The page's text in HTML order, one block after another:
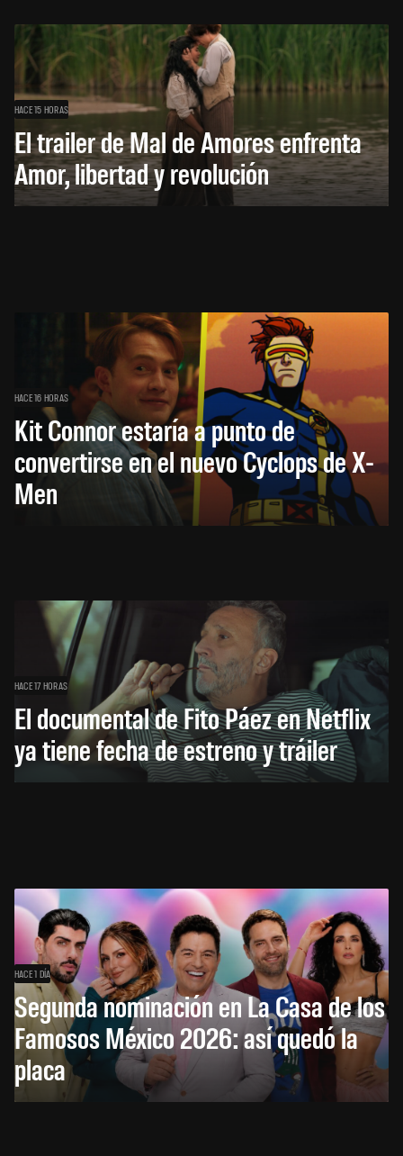
HACE 15 HORAS
El trailer de Mal de Amores enfrenta
Amor, libertad y revolución
HACE 16 HORAS
Kit Connor estaría a punto de
convertirse en el nuevo Cyclops de X-
Men
HACE 17 HORAS
El documental de Fito Páez en Netflix
ya tiene fecha de estreno y tráiler
HACE 1 DÍA
Segunda nominación en La Casa de los
Famosos México 2026: así quedó la
placa